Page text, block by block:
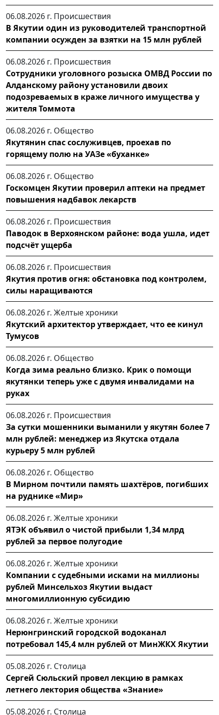
06.08.2026 г. Происшествия
В Якутии один из руководителей транспортной
компании осужден за взятки на 15 млн рублей
06.08.2026 г. Происшествия
Сотрудники уголовного розыска ОМВД России по
Алданскому району установили двоих
подозреваемых в краже личного имущества у
жителя Томмота
06.08.2026 г. Общество
Якутянин спас сослуживцев, проехав по
горящему полю на УАЗе «буханке»
06.08.2026 г. Общество
Госкомцен Якутии проверил аптеки на предмет
повышения надбавок лекарств
06.08.2026 г. Происшествия
Паводок в Верхоянском районе: вода ушла, идет
подсчёт ущерба
06.08.2026 г. Происшествия
Якутия против огня: обстановка под контролем,
силы наращиваются
06.08.2026 г. Желтые хроники
Якутский архитектор утверждает, что ее кинул
Тумусов
06.08.2026 г. Общество
Когда зима реально близко. Крик о помощи
якутянки теперь уже с двумя инвалидами на
руках
06.08.2026 г. Происшествия
За сутки мошенники выманили у якутян более 7
млн рублей: менеджер из Якутска отдала
курьеру 5 млн рублей
06.08.2026 г. Общество
В Мирном почтили память шахтёров, погибших
на руднике «Мир»
06.08.2026 г. Желтые хроники
ЯТЭК объявил о чистой прибыли 1,34 млрд
рублей за первое полугодие
06.08.2026 г. Желтые хроники
Компании с судебными исками на миллионы
рублей Минсельхоз Якутии выдаст
многомиллионную субсидию
06.08.2026 г. Желтые хроники
Нерюнгринский городской водоканал
потребовал 145,4 млн рублей от МинЖКХ Якутии
05.08.2026 г. Столица
Сергей Сюльский провел лекцию в рамках
летнего лектория общества «Знание»
05.08.2026 г. Столица